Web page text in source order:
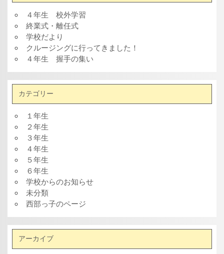
４年生 校外学習
終業式・離任式
学校だより
クルージングに行ってきました！
４年生 握手の集い
カテゴリー
１年生
２年生
３年生
４年生
５年生
６年生
学校からのお知らせ
未分類
西部っ子のページ
アーカイブ